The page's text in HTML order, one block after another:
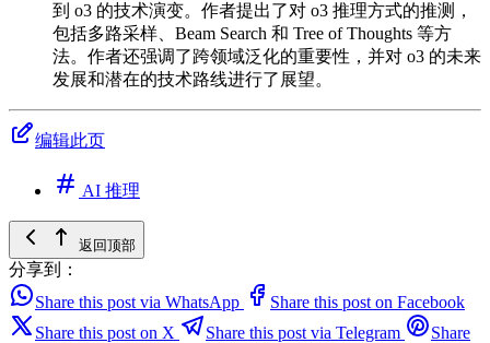
到 o3 的技术演变。作者提出了对 o3 推理方式的推测，
包括多路采样、Beam Search 和 Tree of Thoughts 等方
法。作者还强调了跨领域泛化的重要性，并对 o3 的未来
发展和潜在的技术路线进行了展望。
编辑此页
AI 推理
返回顶部
分享到：
Share this post via WhatsApp
Share this post on Facebook
Share this post on X
Share this post via Telegram
Share